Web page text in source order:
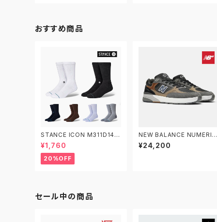
おすすめ商品
STANCE ICON M311D14IC
O スタンス アイコン ソックス
靴下
¥1,760
20%OFF
NEW BALANCE NUMERIC
ニューバランス ヌメリック ア
ンドリュー・レイノルズ 933
¥24,200
セール中の商品